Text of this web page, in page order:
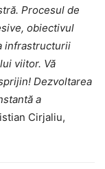
Procesul de
obiectivul
infrastructurii
viitor. Vă
Dezvoltarea
a
Cirjaliu,